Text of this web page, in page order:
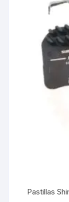
Pastillas